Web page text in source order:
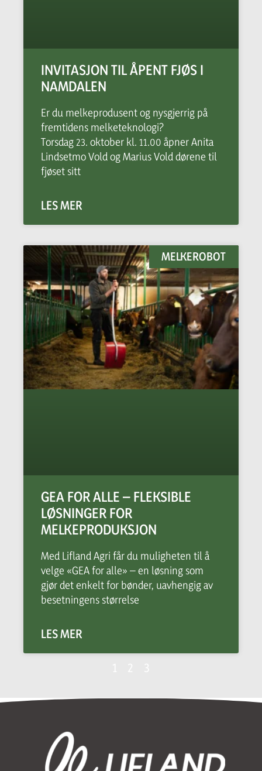
INVITASJON TIL ÅPENT FJØS I
NAMDALEN
Er du melkeprodusent og nysgjerrig på
fremtidens melketeknologi?
Torsdag 23. oktober kl. 11.00 åpner Anita
Lindsetmo Vold og Marius Vold dørene til
fjøset sitt
LES MER
MELKEROBOT
GEA FOR ALLE – FLEKSIBLE
LØSNINGER FOR
MELKEPRODUKSJON
Med Lifland Agri får du muligheten til å
velge «GEA for alle» – en løsning som
gjør det enkelt for bønder, uavhengig av
besetningens størrelse
LES MER